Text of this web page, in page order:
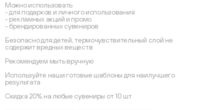
Можно использовать
- для подарков и личного использования
- рекламных акций и промо
- брендированных сувениров
Безопасно для детей, термочувствительный слой не
содержит вредных веществ
Рекомендуем мыть вручную
Используйте наши готовые шаблоны для наилучшего
результата
Скидка 20% на любые сувениры от 10 шт